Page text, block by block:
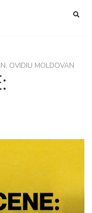
OVIDIU MOLDOVAN